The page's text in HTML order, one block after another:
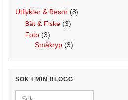
Utflykter & Resor (8)
Båt & Fiske (3)
Foto (3)
Småkryp (3)
SÖK I MIN BLOGG
Search for: